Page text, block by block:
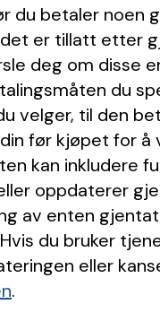
du betaler noen
er tillatt etter
deg om disse
du
velger, til den
før kjøpet for
kan inkludere
oppdaterer
av enten
du bruker
eller
.